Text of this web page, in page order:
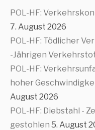
POL-HF:
7. August 2026
POL-HF: Tödlicher
-Jährigen
POL-HF:
hoher
August 2026
POL-HF: Diebstahl -
gestohlen 5. August